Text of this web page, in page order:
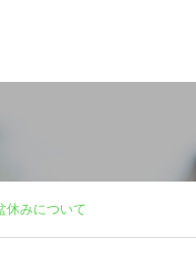
休みについて